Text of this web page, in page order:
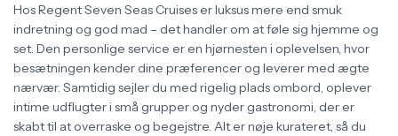
Hos Regent Seven Seas Cruises er luksus mere end smuk
indretning og god mad – det handler om at føle sig hjemme og
set. Den personlige service er en hjørnesten i oplevelsen, hvor
besætningen kender dine præferencer og leverer med ægte
nærvær. Samtidig sejler du med rigelig plads ombord, oplever
intime udflugter i små grupper og nyder gastronomi, der er
skabt til at overraske og begejstre. Alt er nøje kurateret, så du